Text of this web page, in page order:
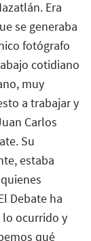
Era
se generaba
fotógrafo
cotidiano
muy
a trabajar y
Carlos
Su
estaba
Debate ha
lo ocurrido y
qué